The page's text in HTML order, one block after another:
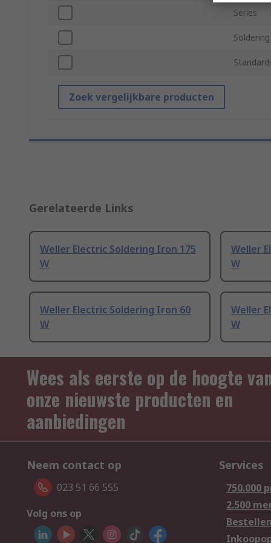
Series
Zoek vergelijkbare producten
Gerelateerde Links
Weller Electric Soldering Iron 175
W
Weller
W
Weller Electric Soldering Iron 60
W
Weller
W
Wees als eerste op de hoogte
onze nieuwste producten en
aanbiedingen
Neem contact op
023 51 66 555
Volg ons op
Services
750.000
2.500
Bestellen